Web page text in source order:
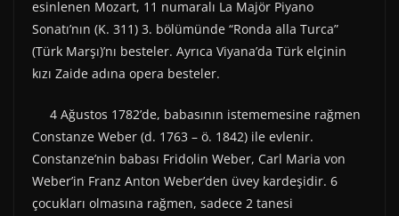
esinlenen Mozart, 11 numaralı La Majör Piyano
Sonatı’nın (K. 311) 3. bölümünde “Ronda alla Turca”
(Türk Marşı)’nı besteler. Ayrıca Viyana’da Türk elçinin
kızı Zaide adına opera besteler.
4 Ağustos 1782’de, babasının istememesine rağmen
Constanze Weber (d. 1763 – ö. 1842) ile evlenir.
Constanze’nin babası Fridolin Weber, Carl Maria von
Weber’in Franz Anton Weber’den üvey kardeşidir. 6
çocukları olmasına rağmen, sadece 2 tanesi